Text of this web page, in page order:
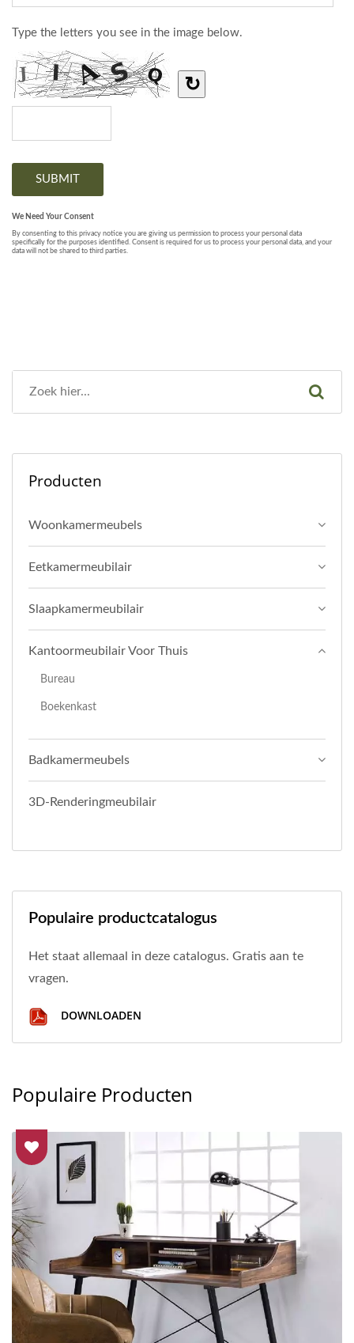
Producten
Woonkamermeubels
Eetkamermeubilair
Slaapkamermeubilair
Kantoormeubilair Voor Thuis
Bureau
Boekenkast
Badkamermeubels
3D-Renderingmeubilair
Populaire productcatalogus
Het staat allemaal in deze catalogus. Gratis aan te
vragen.
DOWNLOADEN
Populaire Producten